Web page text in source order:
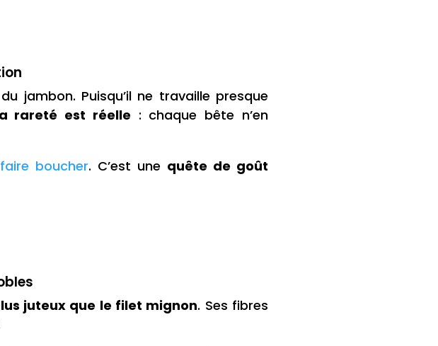
jambon. Puisqu’il ne travaille presque
rareté est réelle : chaque bête n’en
boucher. C’est une quête de goût
juteux que le filet mignon. Ses fibres